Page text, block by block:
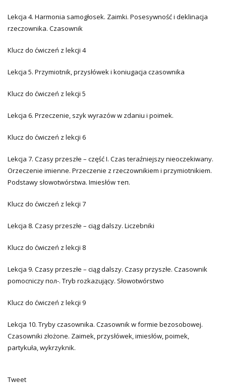
Lekcja 4. Harmonia samogłosek. Zaimki. Posesywność i deklinacja
rzeczownika. Czasownik
Klucz do ćwiczeń z lekcji 4
Lekcja 5. Przymiotnik, przysłówek i koniugacja czasownika
Klucz do ćwiczeń z lekcji 5
Lekcja 6. Przeczenie, szyk wyrazów w zdaniu i poimek.
Klucz do ćwiczeń z lekcji 6
Lekcja 7. Czasy przeszłe – część I. Czas teraźniejszy nieoczekiwany.
Orzeczenie imienne. Przeczenie z rzeczownikiem i przymiotnikiem.
Podstawy słowotwórstwa. Imiesłów теп.
Klucz do ćwiczeń z lekcji 7
Lekcja 8. Czasy przeszłe – ciąg dalszy. Liczebniki
Klucz do ćwiczeń z lekcji 8
Lekcja 9. Czasy przeszłe – ciąg dalszy. Czasy przyszłe. Czasownik
pomocniczy пол-. Tryb rozkazujący. Słowotwórstwo
Klucz do ćwiczeń z lekcji 9
Lekcja 10. Tryby czasownika. Czasownik w formie bezosobowej.
Czasowniki złożone. Zaimek, przysłówek, imiesłów, poimek,
partykuła, wykrzyknik.
Tweet